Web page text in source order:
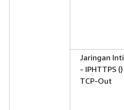
Jaringan Inti
- IPHTTPS ()
TCP-Out